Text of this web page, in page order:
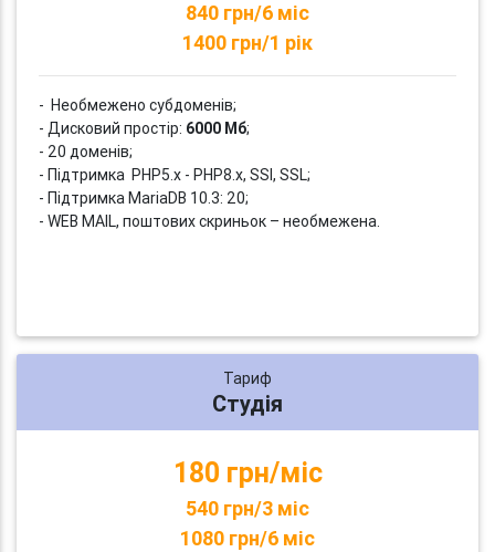
840 грн/6 міс
1400 грн/1 рік
- Необмежено субдоменів;
- Дисковий простір: 6000 Мб;
- 20 доменів;
- Підтримка PHP5.x - PHP8.x, SSI, SSL;
- Підтримка MariaDB 10.3: 20;
- WEB MAIL, поштових скриньок – необмежена.
Тариф
Студія
180 грн/міс
540 грн/3 міс
1080 грн/6 міс